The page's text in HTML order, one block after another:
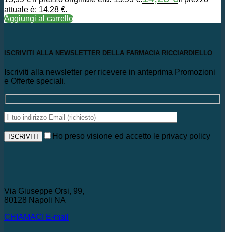
attuale è: 14,28 €.
Aggiungi al carrello
ISCRIVITI ALLA NEWSLETTER DELLA FARMACIA RICCIARDIELLO
Iscriviti alla newsletter per ricevere in anteprima Promozioni
e Offerte speciali.
Ho preso visione ed accetto le privacy policy
Via Giuseppe Orsi, 99,
80128 Napoli NA
CHIAMACI
E-mail